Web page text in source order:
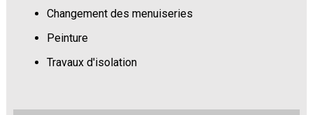
Changement des menuiseries
Peinture
Travaux d'isolation